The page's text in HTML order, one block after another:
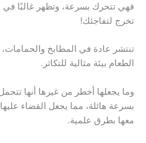
فهي تتحرك بسرعة، وتظهر غالبًا في
تخرج لتفاجئك!
تنتشر عادة في المطابخ والحمامات،
الطعام بيئة مثالية للتكاثر.
وما يجعلها أخطر من غيرها أنها
بسرعة هائلة، مما يجعل القضاء
معها بطرق علمية.